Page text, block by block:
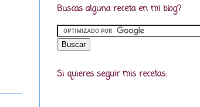
Buscas alguna receta en mi blog?
Si quieres seguir mis recetas: